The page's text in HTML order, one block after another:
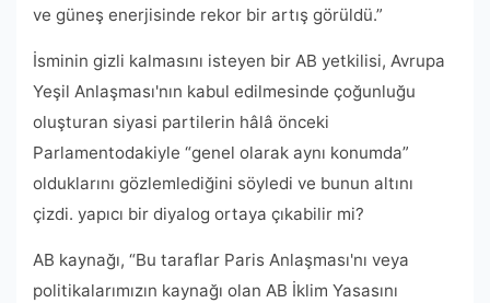
ve güneş enerjisinde rekor bir artış görüldü.”
İsminin gizli kalmasını isteyen bir AB yetkilisi, Avrupa
Yeşil Anlaşması'nın kabul edilmesinde çoğunluğu
oluşturan siyasi partilerin hâlâ önceki
Parlamentodakiyle “genel olarak aynı konumda”
olduklarını gözlemlediğini söyledi ve bunun altını
çizdi. yapıcı bir diyalog ortaya çıkabilir mi?
AB kaynağı, “Bu taraflar Paris Anlaşması'nı veya
politikalarımızın kaynağı olan AB İklim Yasasını